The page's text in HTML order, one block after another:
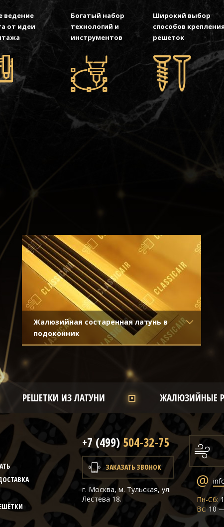
ведение
от идеи
Богатый набор
технологий и
инструментов
Широкий выбор
способов крепления
решеток
Жалюзийная состаренная латунь в
подоконник
Материал- Латунь
стареную латунь с направленной
РЕШЕТКИ ИЗ ЛАТУНИ ЖАЛЮЗИЙНЫЕ
+7 (499)504-32-75
ЗАКАЗАТЬ ЗВОНОК
г. Москва, м. Тульская, ул.
Лестева 18.
Пн-Сб:
Вс:10